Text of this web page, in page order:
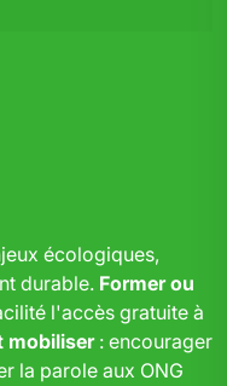
écologiques,
durable. Former ou
l'accès gratuite à
mobiliser: encourager
la parole aux ONG